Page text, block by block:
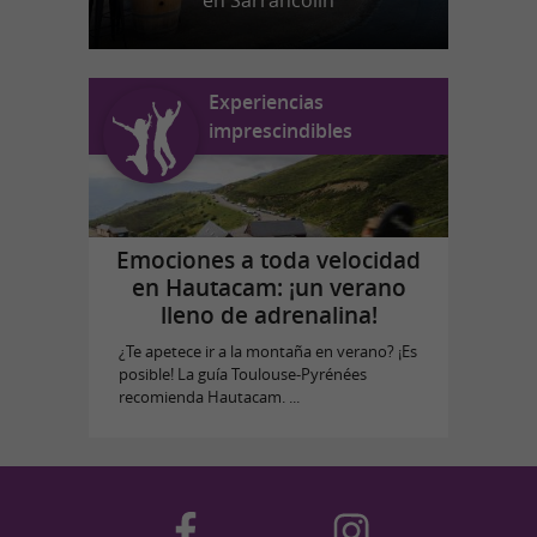
Experiencias
imprescindibles
Emociones a toda velocidad
en Hautacam: ¡un verano
lleno de adrenalina!
¿Te apetece ir a la montaña en verano? ¡Es
posible! La guía Toulouse-Pyrénées
recomienda Hautacam. ...